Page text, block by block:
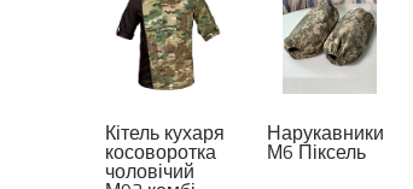
Кітель кухаря
косоворотка
чоловічий
Нарукавники
М6 Піксель